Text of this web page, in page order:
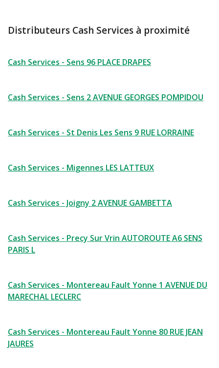
Distributeurs Cash Services à proximité
Cash Services - Sens 96 PLACE DRAPES
Cash Services - Sens 2 AVENUE GEORGES POMPIDOU
Cash Services - St Denis Les Sens 9 RUE LORRAINE
Cash Services - Migennes LES LATTEUX
Cash Services - Joigny 2 AVENUE GAMBETTA
Cash Services - Precy Sur Vrin AUTOROUTE A6 SENS
PARIS L
Cash Services - Montereau Fault Yonne 1 AVENUE DU
MARECHAL LECLERC
Cash Services - Montereau Fault Yonne 80 RUE JEAN
JAURES